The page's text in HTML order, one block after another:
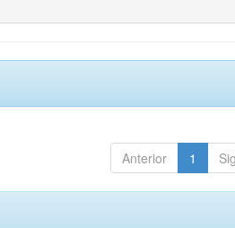
Anterior 1